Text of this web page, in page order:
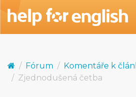
Fórum
Komentáře k
Zjednodušená četba